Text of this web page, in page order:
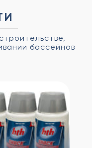
бассейнов